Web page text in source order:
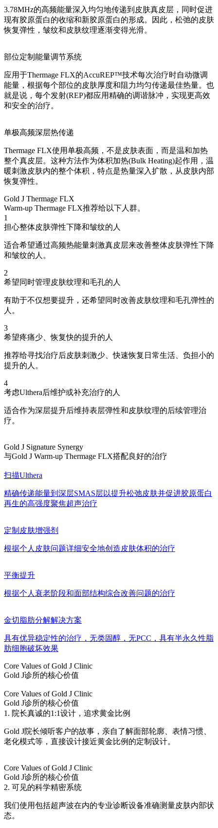
3.78MHz的高频能量深入均匀地传递到皮肤真皮层，同时促进
现有胶原蛋白的收缩和新胶原蛋白的形成。因此，松弛的皮肤
恢复弹性，皱纹和皮肤纹理逐渐变得光滑。
部位定制能量调节系统
应用于Thermage FLX的AccuREP™技术每次治疗时自动微调
能量，根据每个部位的皮肤厚度和阻力均匀传递最佳热量。也
就是说，每个发射(REP)都应用精确的调谐脉冲，实现更高效
和安全的治疗。
单极高频深层热传递
Thermage FLX使用单极高频，不是皮肤表面，而是温和加热
整个真皮层。这种方法作为体积加热(Bulk Heating)起作用，温
暖刺激皮肤内的整个体积，特点是热量深入扩散，从皮肤内部
恢复弹性。
Gold J Thermage FLX
Warm-up Thermage FLX推荐给以下人群。
1
担心整体皮肤弹性下降和皱纹的人
适合希望通过高频热能量刺激真皮层来改善整体皮肤弹性下降
和皱纹的人。
2
希望同时管理皮肤纹理和毛孔的人
有助于不仅想要提升，还希望同时改善皮肤纹理和毛孔弹性的
人。
3
希望疼痛少、恢复快的提升的人
推荐给寻找治疗后皮肤刺激少、快速恢复日常生活、负担小的
提升的人。
4
考虑Ulthera后维护或补充治疗的人
适合作为深层提升后维持表层弹性和皮肤纹理的后续管理治
疗。
Gold J Signature Synergy
与Gold J Warm-up Thermage FLX搭配良好的治疗
扫描Ulthera
精确传递能量到深层SMAS层以提升松弛皮肤并促进胶原蛋白
再生的高强度聚焦超声治疗
定制皮肤增强剂
根据个人皮肤问题详细安全地创造皮肤体积的治疗
平衡提升
根据个人衰老阶段和面部结构综合改善问题的治疗
金切脂肪分解解决方案
具有优异稳定性的治疗，无类固醇，无PCC，具有半永久性脂
肪细胞破坏效果
Core Values of Gold J Clinic
Gold J诊所的核心价值
Core Values of Gold J Clinic
Gold J诊所的核心价值
1. 院长真诚的1:1设计，追求黄金比例
Gold J院长倾听客户的故事，亲自了解面部轮廓、表情习惯、
老化模式等，直接设计接近黄金比例的定制设计。
Core Values of Gold J Clinic
Gold J诊所的核心价值
2. 可见的科学精密系统
我们使用包括超声波在内的专业诊断设备准确测量皮肤内部状
态。